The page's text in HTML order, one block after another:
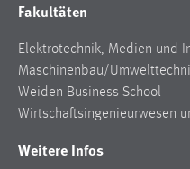
Fakultäten
Elektrotechnik, Medien und
Maschinenbau/
Weiden Business School
Wirtschaftsingenieurwesen
Weitere Infos
Max. 13 Monate
MARKETING
Marketing Cookies